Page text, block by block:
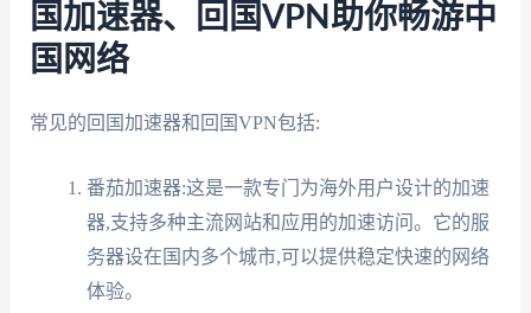
国加速器、回国VPN助你畅游中
国网络
常见的回国加速器和回国VPN包括:
番茄加速器:这是一款专门为海外用户设计的加速
器,支持多种主流网站和应用的加速访问。它的服
务器设在国内多个城市,可以提供稳定快速的网络
体验。